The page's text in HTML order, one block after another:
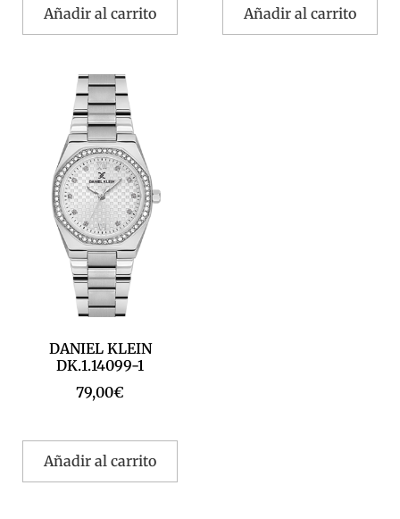
Añadir al carrito Añadir al carrito
DANIEL KLEIN
DK.1.14099-1
79,00€
Añadir al carrito